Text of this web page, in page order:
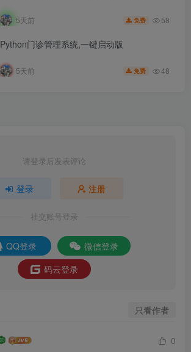
5天前 免费 58
Python门诊管理系统,一键启动版
5天前 免费 48
请登录后发表评论
登录 注册
社交账号登录
QQ登录
微信登录
码云登录
只看作者
0